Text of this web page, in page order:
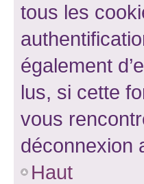
tous les
également
lus, si cette
vous
déconnexion
Haut